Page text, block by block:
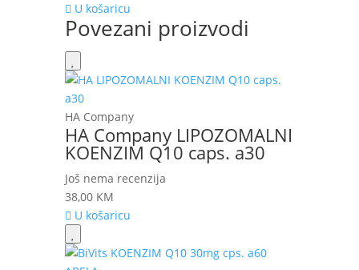
U košaricu
Povezani proizvodi
HA Company
HA Company LIPOZOMALNI
KOENZIM Q10 caps. a30
Još nema recenzija
38,00 KM
U košaricu